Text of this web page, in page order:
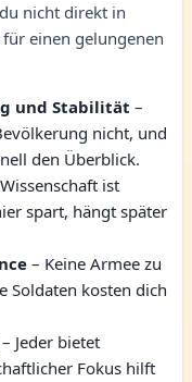
nicht direkt in
einen gelungenen
und Stabilität –
nicht, und
den Überblick.
ist
spart, hängt später
– Keine Armee zu
Soldaten kosten dich
– Jeder bietet
Fokus hilft